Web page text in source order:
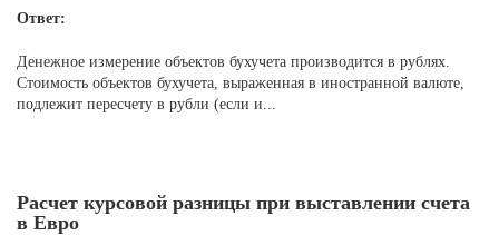
Ответ:
Денежное измерение объектов бухучета производится в рублях.
Стоимость объектов бухучета, выраженная в иностранной валюте,
подлежит пересчету в рубли (если и...
Расчет курсовой разницы при выставлении счета
в Евро